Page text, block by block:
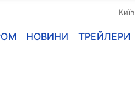
Київ
НОВИНИ ТРЕЙЛЕРИ